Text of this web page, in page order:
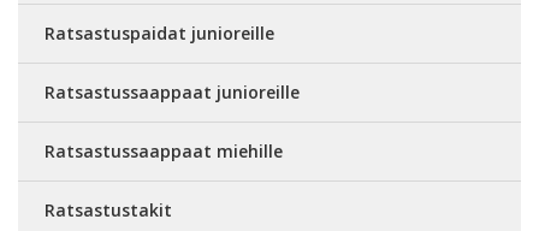
Ratsastuspaidat junioreille
Ratsastussaappaat junioreille
Ratsastussaappaat miehille
Ratsastustakit